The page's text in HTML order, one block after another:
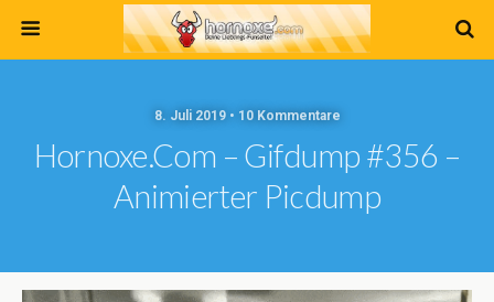
8. Juli 2019 • 10 Kommentare
Hornoxe.com – Gifdump #356 –
Animierter Picdump